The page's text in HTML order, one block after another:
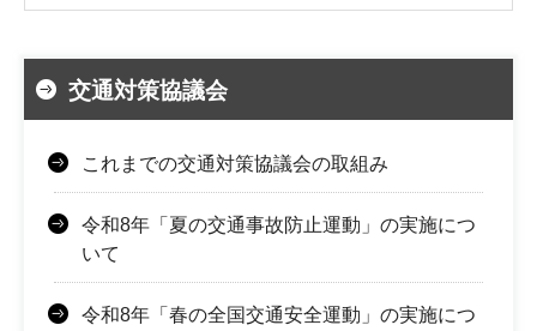
交通対策協議会
これまでの交通対策協議会の取組み
令和8年「夏の交通事故防止運動」の実施につ
いて
令和8年「春の全国交通安全運動」の実施につ